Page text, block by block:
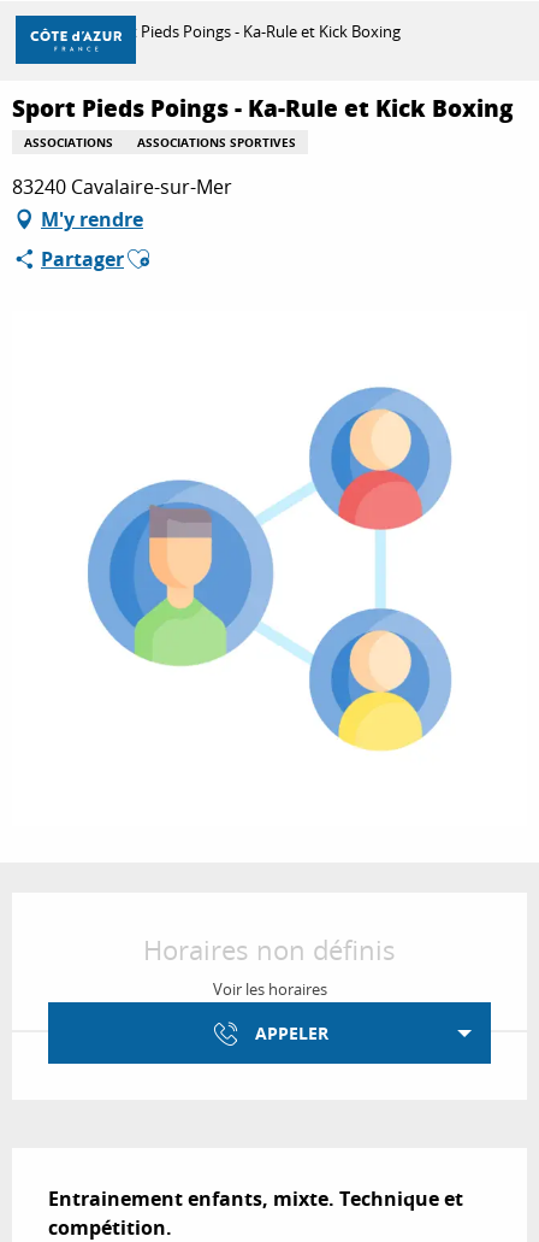
Aller
contenu
principal
DÉCOUVRIR
À FAIRE
Accueil Sport Pieds Poings - Ka-Rule et Kick Boxing
Sport Pieds Poings - Ka-Rule et Kick Boxing
ASSOCIATIONS ASSOCIATIONS SPORTIVES
83240 Cavalaire-sur-Mer
M'y rendre
PartagerAjouter aux favoris
Horaires non définis
Voir les horaires
APPELER
Entrainement enfants, mixte. Technique et
compétition.